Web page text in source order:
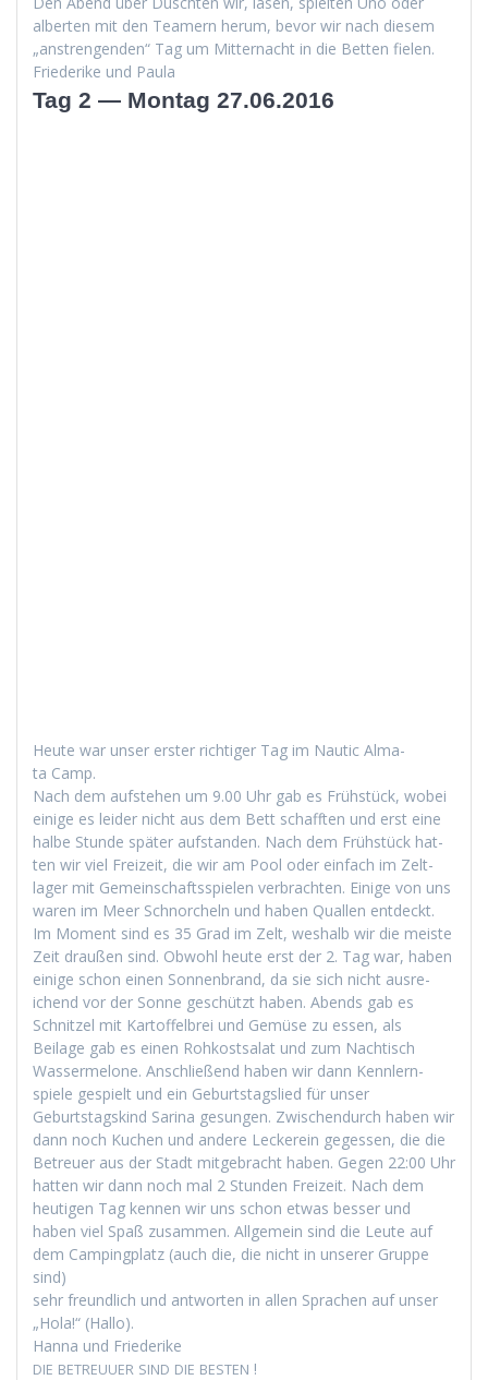
alberten mit den Team­ern herum, bevor wir nach diesem
„anstren­gen­den“ Tag um Mit­ter­nacht in die Bet­ten fielen.
Friederike und Paula
Tag 2 — Montag 27.06.2016
Heute war unser erster richtiger Tag im Nau­tic Alma­
ta Camp.
Nach dem auf­ste­hen um 9.00 Uhr gab es Früh­stück, wobei
einige es lei­der nicht aus dem Bett schafften und erst eine
halbe Stunde später auf­s­tanden. Nach dem Früh­stück hat­
ten wir viel Freizeit, die wir am Pool oder ein­fach im Zelt­
lager mit Gemein­schaftsspie­len ver­bracht­en. Einige von uns
waren im Meer Schnorcheln und haben Quallen ent­deckt.
Im Moment sind es 35 Grad im Zelt, weshalb wir die meiste
Zeit draußen sind. Obwohl heute erst der 2. Tag war, haben
einige schon einen Son­nen­brand, da sie sich nicht aus­re­
ichend vor der Sonne geschützt haben. Abends gab es
Schnitzel mit Kartof­fel­brei und Gemüse zu essen, als
Beilage gab es einen Rohkost­salat und zum Nachtisch
Wasser­mel­one. Anschließend haben wir dann Kennlern­
spiele gespielt und ein Geburt­stagslied für unser
Geburt­stagskind Sari­na gesun­gen. Zwis­chen­durch haben wir
dann noch Kuchen und andere Leck­ere­in gegessen, die die
Betreuer aus der Stadt mit­ge­bracht haben. Gegen 22:00 Uhr
hat­ten wir dann noch mal 2 Stun­den Freizeit. Nach dem
heuti­gen Tag ken­nen wir uns schon etwas bess­er und
haben viel Spaß zusam­men. All­ge­mein sind die Leute auf
dem Camp­ing­platz (auch die, die nicht in unser­er Gruppe
sind)
sehr fre­undlich und antworten in allen Sprachen auf unser
„Hola!“ (Hal­lo).
Han­na und Friederike
DIE BETREUUER SIND DIE BESTEN !